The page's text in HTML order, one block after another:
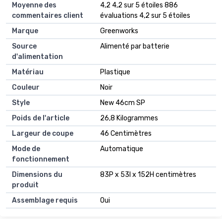
Moyenne des
commentaires client
4,2 4,2 sur 5 étoiles 886
évaluations 4,2 sur 5 étoiles
Marque
Greenworks
Source
d'alimentation
Alimenté par batterie
Matériau
Plastique
Couleur
Noir
Style
New 46cm SP
Poids de l'article
26,8 Kilogrammes
Largeur de coupe
46 Centimètres
Mode de
fonctionnement
Automatique
Dimensions du
produit
83P x 53l x 152H centimètres
Assemblage requis Oui